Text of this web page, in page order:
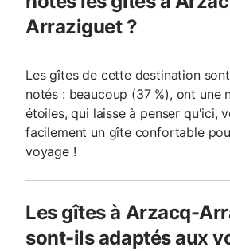
Arraziguet ?
Les gîtes de cette destination
notés : beaucoup (37 %), ont une
étoiles, qui laisse à penser qu'ici,
facilement un gîte confortable
voyage !
Les gîtes à Arzacq-
sont-ils adaptés aux